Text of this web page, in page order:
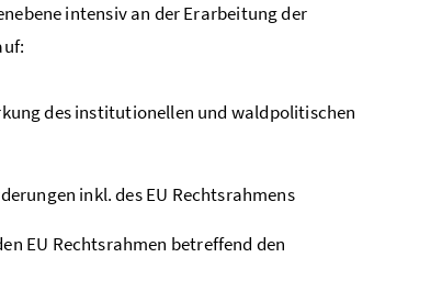
intensiv an der Erarbeitung der
des institutionellen und waldpolitischen
inkl. des EU Rechtsrahmens
EU Rechtsrahmen betreffend den